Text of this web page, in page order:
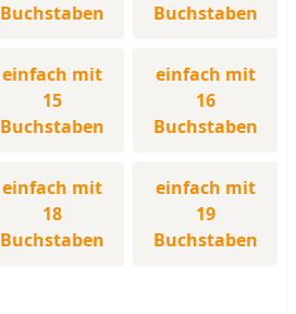
Buchstaben
Buchstaben
einfach mit
15
Buchstaben
einfach mit
16
Buchstaben
einfach mit
18
Buchstaben
einfach mit
19
Buchstaben